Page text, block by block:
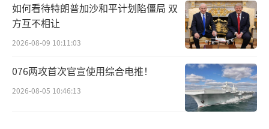
如何看待特朗普加沙和平计划陷僵局 双
方互不相让
2026-08-09 10:11:03
076两攻首次官宣使用综合电推！
2026-08-05 10:46:13